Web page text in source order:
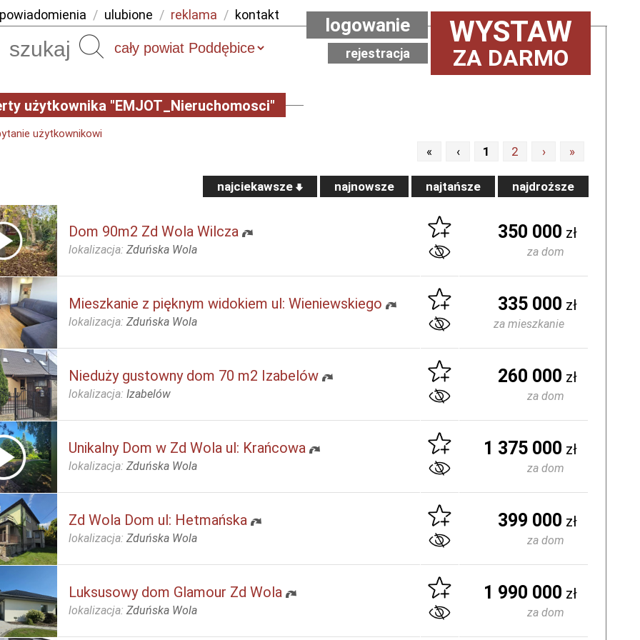
powiadomienia / ulubione / reklama / kontakt
Szukaj WYSTAW
ZA DARMO
logowanie
rejestracja
użytkownika "EMJOT_Nieruchomosci"
użytkownikowi
« ‹ 1 2 › »
najciekawsze najnowsze najtańsze najdroższe
Dom 90m2 Zd Wola Wilcza
lokalizacja: Zduńska Wola
350 000 zł
za dom
Mieszkanie z pięknym widokiem ul: Wieniewskiego
lokalizacja: Zduńska Wola
335 000 zł
za mieszkanie
Nieduży gustowny dom 70 m2 Izabelów
lokalizacja: Izabelów
260 000 zł
za dom
Unikalny Dom w Zd Wola ul: Krańcowa
lokalizacja: Zduńska Wola
1 375 000 zł
za dom
Zd Wola Dom ul: Hetmańska
lokalizacja: Zduńska Wola
399 000 zł
za dom
Luksusowy dom Glamour Zd Wola
lokalizacja: Zduńska Wola
1 990 000 zł
za dom